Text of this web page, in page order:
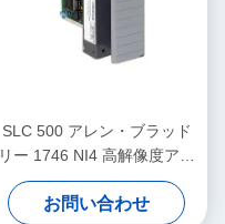
SLC 500 アレン・ブラッド
リー 1746 NI4 高解像度アナ
ログ入力モジュール
お問い合わせ